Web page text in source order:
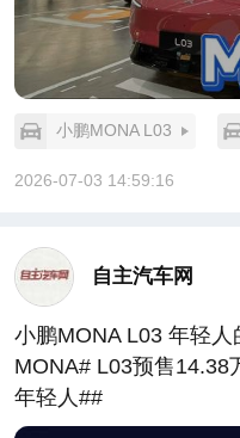
小鹏MONA L03
2026-07-03 14:59:16
自主汽车网
小鹏MONA L03 年轻
MONA# L03预售14.38
年轻人##